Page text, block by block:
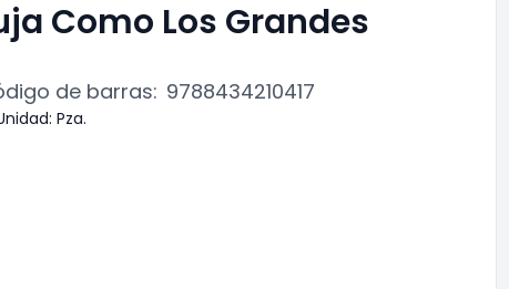
Como Los Grandes
de barras: 9788434210417
Pza.